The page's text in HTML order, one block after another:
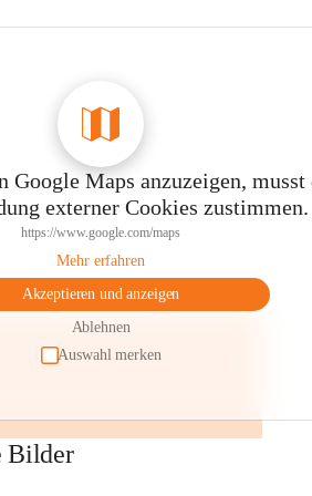
Google Maps anzuzeigen, musst
externer Cookies zustimmen.
https://www.google.com/maps
Mehr erfahren
Akzeptieren und anzeigen
Ablehnen
Auswahl merken
Bilder